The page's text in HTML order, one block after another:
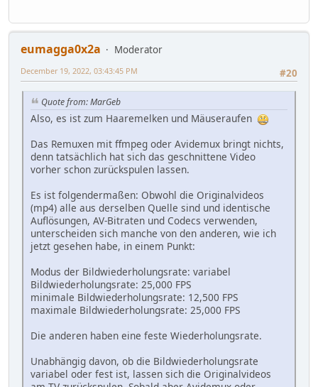
eumagga0x2a
Moderator
#20
December 19, 2022, 03:43:45 PM
Quote from: MarGeb
Also, es ist zum Haaremelken und Mäuseraufen
Das Remuxen mit ffmpeg oder Avidemux bringt nichts,
denn tatsächlich hat sich das geschnittene Video
vorher schon zurückspulen lassen.
Es ist folgendermaßen: Obwohl die Originalvideos
(mp4) alle aus derselben Quelle sind und identische
Auflösungen, AV-Bitraten und Codecs verwenden,
unterscheiden sich manche von den anderen, wie ich
jetzt gesehen habe, in einem Punkt:
Modus der Bildwiederholungsrate: variabel
Bildwiederholungsrate: 25,000 FPS
minimale Bildwiederholungsrate: 12,500 FPS
maximale Bildwiederholungsrate: 25,000 FPS
Die anderen haben eine feste Wiederholungsrate.
Unabhängig davon, ob die Bildwiederholungsrate
variabel oder fest ist, lassen sich die Originalvideos